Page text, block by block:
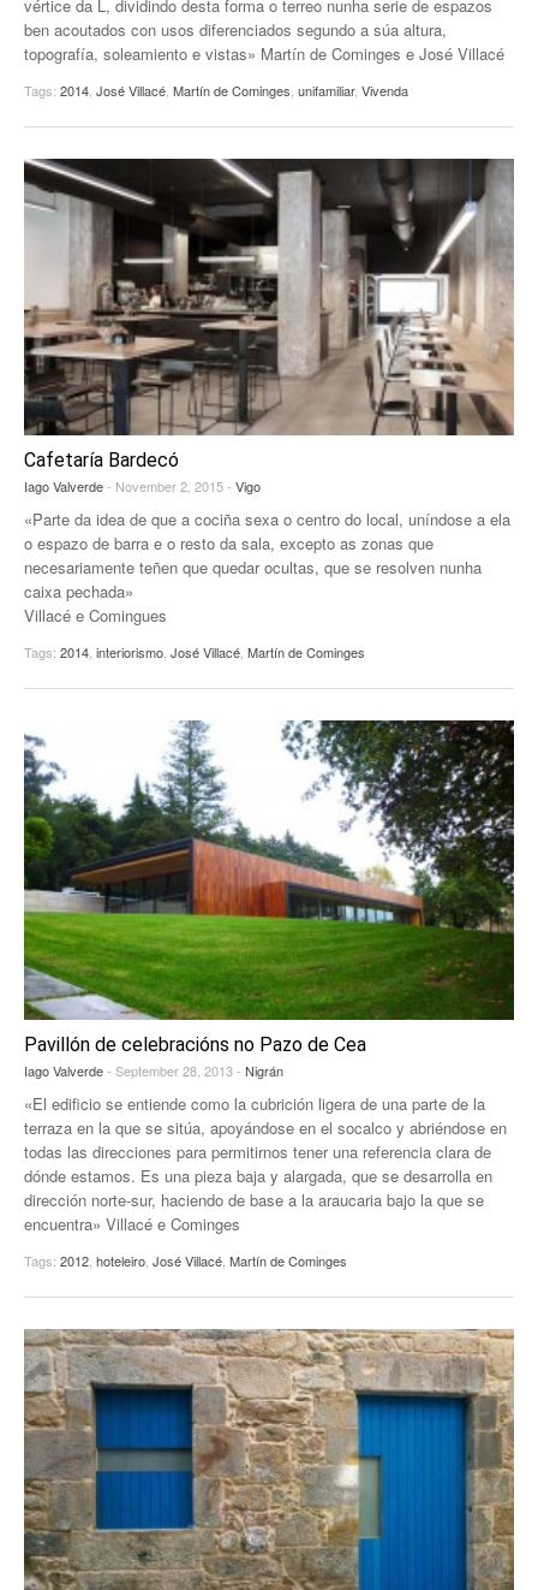
EUROPAN
vértice da L, dividindo desta forma o terreo nunha serie de espazos
ben acoutados con usos diferenciados segundo a súa altura,
topografía, soleamiento e vistas» Martín de Cominges e José Villacé
Tags: 2014 José Villacé Martín de Cominges unifamiliar, Vivenda
Cafetaría Bardecó
Iago Valverde- November 2, 2015 - Vigo
«Parte da idea de que a cociña sexa o centro do local, uníndose a ela
o espazo de barra e o resto da sala, excepto as zonas que
necesariamente teñen que quedar ocultas, que se resolven nunha
caixa pechada»
Villacé e Comingues
Tags: 2014, interiorismo, José Villacé, Martín de Cominges
Pavillón de celebracións no Pazo de Cea
Iago Valverde- September 28, 2013 - Nigrán
«El edificio se entiende como la cubrición ligera de una parte de la
terraza en la que se sitúa, apoyándose en el socalco y abriéndose en
todas las direcciones para permitirnos tener una referencia clara de
dónde estamos. Es una pieza baja y alargada, que se desarrolla en
dirección norte-sur, haciendo de base a la araucaria bajo la que se
encuentra» Villacé e Cominges
Tags: 2012, hoteleiro, José Villacé, Martín de Cominges